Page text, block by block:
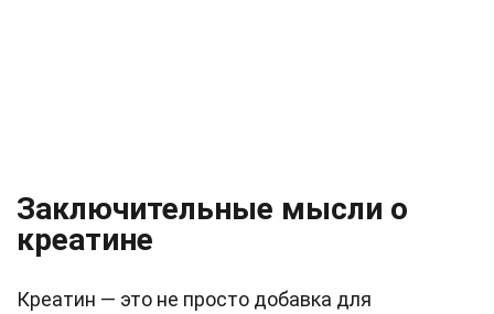
Заключительные мысли о
креатине
Креатин — это не просто добавка для